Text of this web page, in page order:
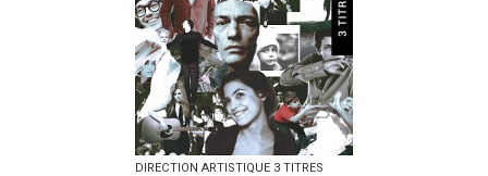
DIRECTION ARTISTIQUE 3 TITRES